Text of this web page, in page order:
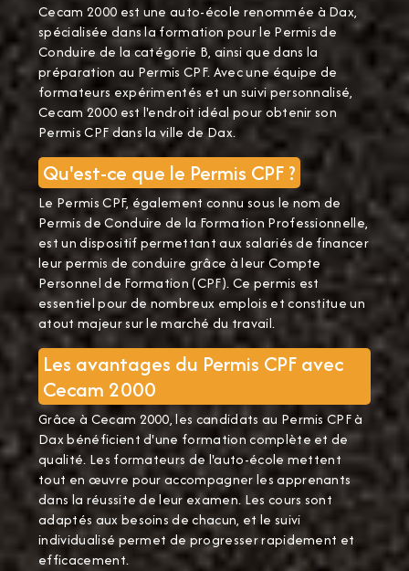
Cecam 2000 est une auto-école renommée à Dax,
spécialisée dans la formation pour le Permis de
Conduire de la catégorie B, ainsi que dans la
préparation au Permis CPF. Avec une équipe de
formateurs expérimentés et un suivi personnalisé,
Cecam 2000 est l'endroit idéal pour obtenir son
Permis CPF dans la ville de Dax.
Qu'est-ce que le Permis CPF ?
Le Permis CPF, également connu sous le nom de
Permis de Conduire de la Formation Professionnelle,
est un dispositif permettant aux salariés de financer
leur permis de conduire grâce à leur Compte
Personnel de Formation (CPF). Ce permis est
essentiel pour de nombreux emplois et constitue un
atout majeur sur le marché du travail.
Les avantages du Permis CPF avec
Cecam 2000
Grâce à Cecam 2000, les candidats au Permis CPF à
Dax bénéficient d'une formation complète et de
qualité. Les formateurs de l'auto-école mettent
tout en œuvre pour accompagner les apprenants
dans la réussite de leur examen. Les cours sont
adaptés aux besoins de chacun, et le suivi
individualisé permet de progresser rapidement et
efficacement.